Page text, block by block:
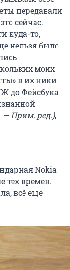
передавали
сейчас.
куда-то,
нельзя было
моих
в их ники
до Фейсбука
— Прим. ред.),
Nokia
тех времен.
всё еще